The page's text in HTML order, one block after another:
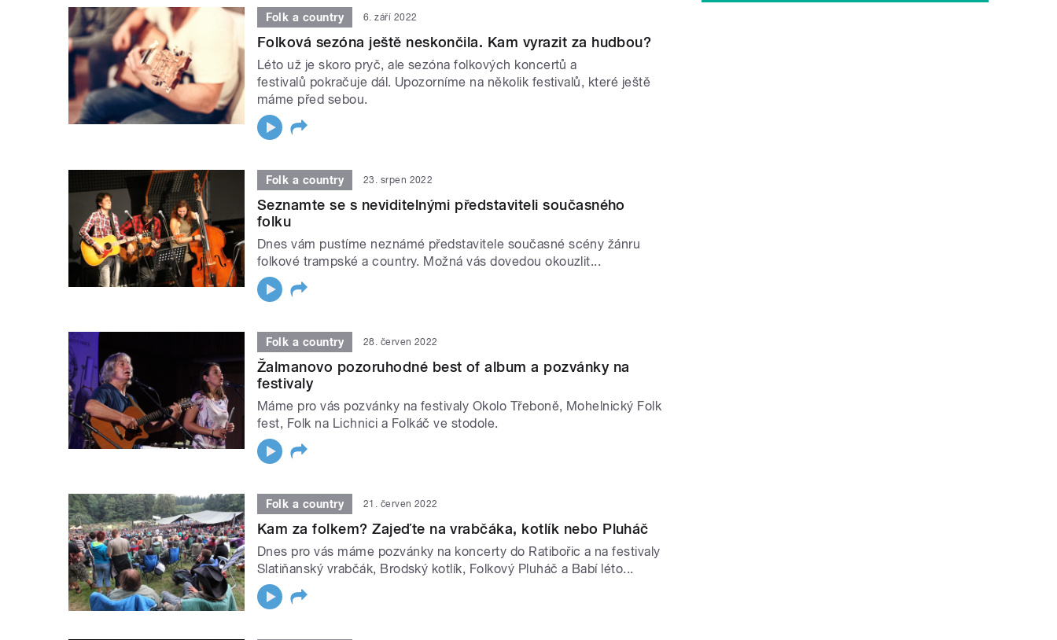
Folk a country 6. září 2022
Folková sezóna ještě neskončila. Kam vyrazit za hudbou?
Léto už je skoro pryč, ale sezóna folkových koncertů a
festivalů pokračuje dál. Upozorníme na několik festivalů, které ještě
máme před sebou.
Folk a country 23. srpen 2022
Seznamte se s neviditelnými představiteli současného
folku
Dnes vám pustíme neznámé představitele současné scény žánru
folkové trampské a country. Možná vás dovedou okouzlit...
Folk a country 28. červen 2022
Žalmanovo pozoruhodné best of album a pozvánky na
festivaly
Máme pro vás pozvánky na festivaly Okolo Třeboně, Mohelnický Folk
fest, Folk na Lichnici a Folkáč ve stodole.
Folk a country 21. červen 2022
Kam za folkem? Zajeďte na vrabčáka, kotlík nebo Pluháč
Dnes pro vás máme pozvánky na koncerty do Ratibořic a na festivaly
Slatiňanský vrabčák, Brodský kotlík, Folkový Pluháč a Babí léto...